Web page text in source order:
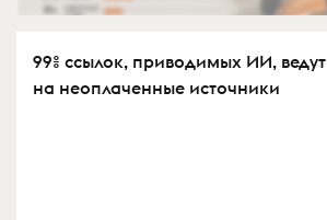
99% ссылок, приводимых ИИ, ведут
на неоплаченные источники